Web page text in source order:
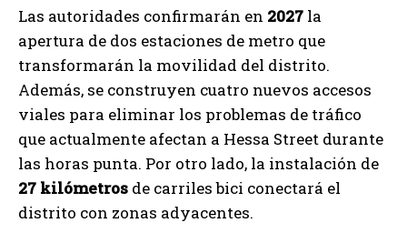
Las autoridades confirmarán en 2027 la
apertura de dos estaciones de metro que
transformarán la movilidad del distrito.
Además, se construyen cuatro nuevos accesos
viales para eliminar los problemas de tráfico
que actualmente afectan a Hessa Street durante
las horas punta. Por otro lado, la instalación de
27 kilómetros de carriles bici conectará el
distrito con zonas adyacentes.